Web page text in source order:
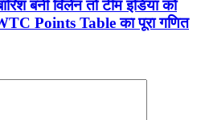
बनी विलेन तो टीम इंडिया को
Points Table का पूरा गणित